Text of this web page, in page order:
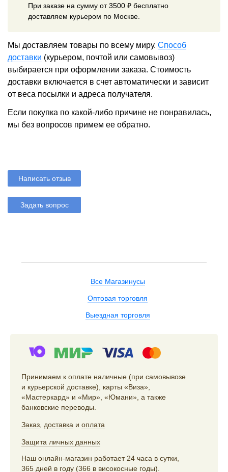
При заказе на сумму от 3500 ₽ бесплатно
доставляем курьером по Москве.
Мы доставляем товары по всему миру. Способ
доставки (курьером, почтой или самовывоз)
выбирается при оформлении заказа. Стоимость
доставки включается в счет автоматически и зависит
от веса посылки и адреса получателя.
Если покупка по какой-либо причине не понравилась,
мы без вопросов примем ее обратно.
Написать отзыв
Задать вопрос
Все Магазинусы
Оптовая торговля
Выездная торговля
Принимаем к оплате наличные (при самовывозе
и курьерской доставке), карты «Виза»,
«Мастеркард» и «Мир», «Юмани», а также
банковские переводы.
Заказ доставка и оплата
Защита личных данных
Наш онлайн-магазин работает 24 часа в сутки,
365 дней в году (366 в високосные годы).